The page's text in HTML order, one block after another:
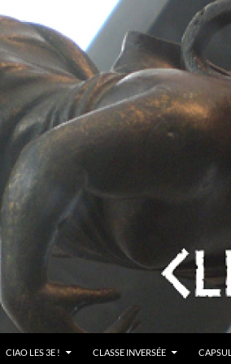
CIAO LES 3E ! CLASSE INVERSÉE